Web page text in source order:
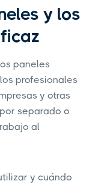
y los
paneles
profesionales
y otras
separado o
al
y cuándo